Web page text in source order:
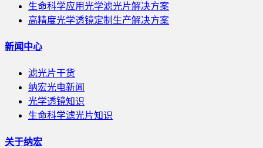
生命科学应用光学滤光片解决方案
高精度光学透镜定制生产解决方案
新闻中心
滤光片干货
纳宏光电新闻
光学透镜知识
生命科学滤光片知识
关于纳宏